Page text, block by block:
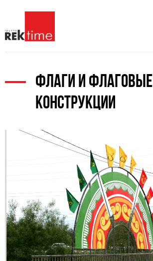
ФЛАГИ И ФЛАГОВЫЕ
КОНСТРУКЦИИ